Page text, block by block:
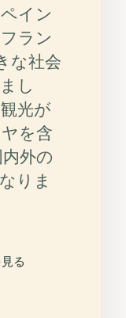
イン
ラン
な社会
し
光が
を含
外の
りま
る